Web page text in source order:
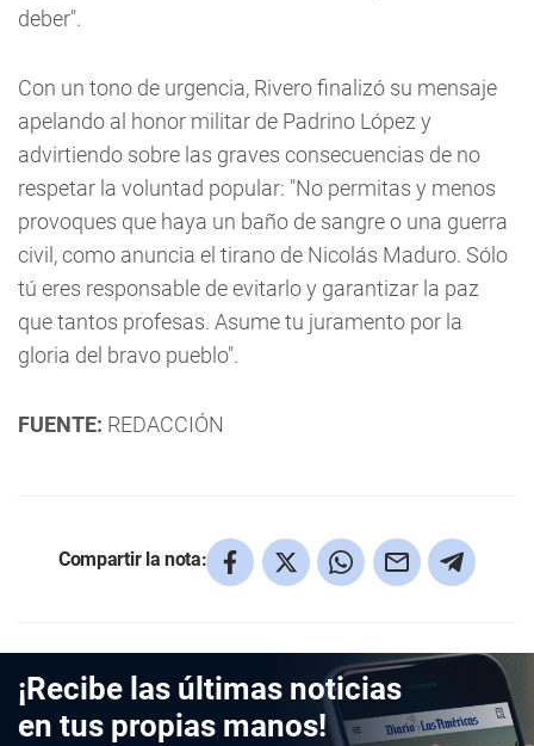
deber".
Con un tono de urgencia, Rivero finalizó su mensaje
apelando al honor militar de Padrino López y
advirtiendo sobre las graves consecuencias de no
respetar la voluntad popular: "No permitas y menos
provoques que haya un baño de sangre o una guerra
civil, como anuncia el tirano de Nicolás Maduro. Sólo
tú eres responsable de evitarlo y garantizar la paz
que tantos profesas. Asume tu juramento por la
gloria del bravo pueblo".
FUENTE: REDACCIÓN
Compartir la nota:
¡Recibe las últimas noticias
en tus propias manos!